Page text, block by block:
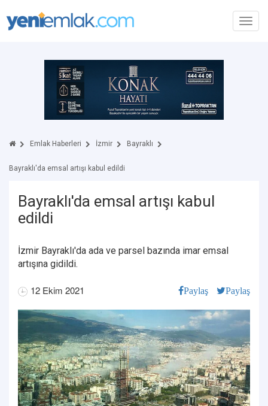
Emlak Haberleri İzmir Bayraklı
Bayraklı'da emsal artışı kabul edildi
Bayraklı'da emsal artışı kabul
edildi
İzmir Bayraklı'da ada ve parsel bazında imar emsal
artışına gidildi.
12 Ekim 2021 Paylaş Paylaş